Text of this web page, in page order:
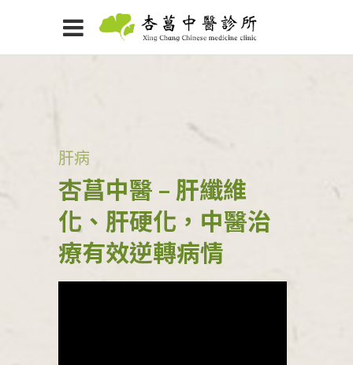
肝病
杏菖中醫 – 肝纖維
化、肝硬化，中醫治
療有效逆轉病情